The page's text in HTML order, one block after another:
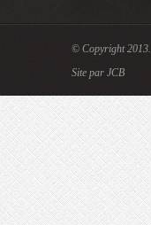
© Copyright 2013.
Site par JCB